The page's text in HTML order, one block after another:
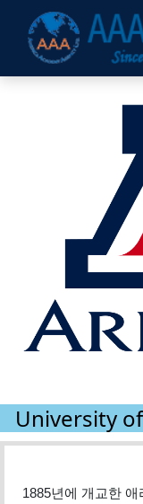
University
1885년에 개교한